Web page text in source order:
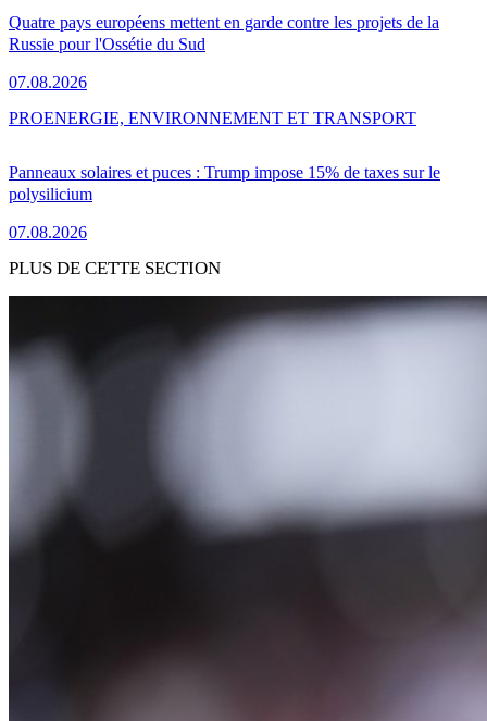
Quatre pays européens mettent en garde contre les projets de la
Russie pour l'Ossétie du Sud
07.08.2026
Panneaux solaires et puces : Trump impose 15% de taxes sur le
polysilicium
07.08.2026
PROENERGIE, ENVIRONNEMENT ET TRANSPORT
PLUS DE CETTE SECTION